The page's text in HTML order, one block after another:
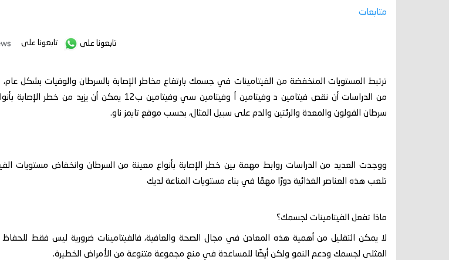
متابعات
تابعونا على تابعونا على
ترتبط المستويات المنخفضة من الفيتامينات في جسمك بارتفاع مخاطر الإصابة بالسرطان والوفيات بشكل
من الدراسات أن نقص فيتامين د وفيتامين أ وفيتامين سي وفيتامين ب12 يمكن أن
سرطان القولون والمعدة والرئتين والدم على سبيل المثال، بحسب موقع تايمز ناو.
ووجدت العديد من الدراسات روابط مهمة بين خطر الإصابة بأنواع معينة من السرطان وانخفاض مستويات
تلعب هذه العناصر الغذائية دورًا مهمًا في بناء مستويات المناعة لديك
ماذا تفعل الفيتامينات لجسمك؟
لا يمكن التقليل من أهمية هذه المعادن في مجال الصحة والعافية، فالفيتامينات ضرورية ليس فقط
المثلى لجسمك ودعم النمو ولكن أيضًا للمساعدة في منع مجموعة متنوعة من الأمراض الخطيرة.